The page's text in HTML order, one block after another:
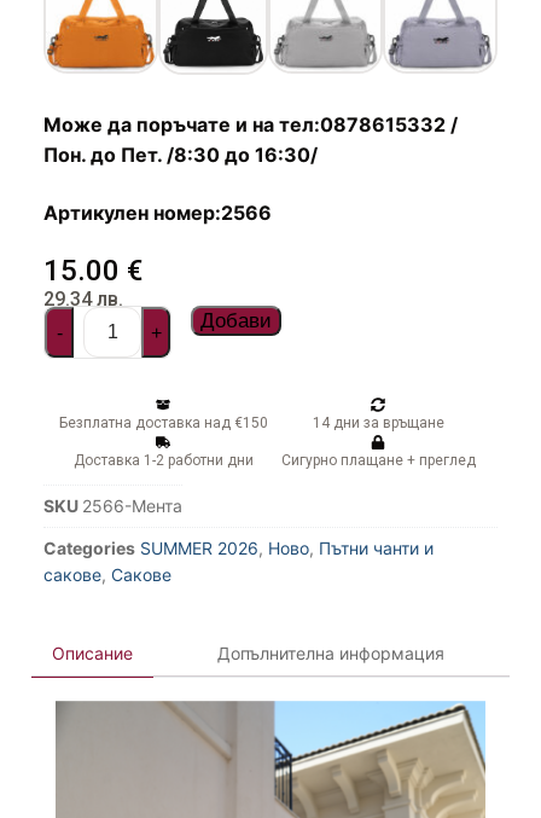
Чадъри
Може да поръчате и на тел:0878615332 /
Пон. до Пет. /8:30 до 16:30/
Артикулен номер:2566
15.00 €
29.34лв.
- + Добави
Безплатна доставка над €150 14 дни за връщане
Доставка 1-2 работни дни Сигурно плащане + преглед
SKU 2566-Мента
Categories SUMMER 2026, Ново, Пътни чанти и
сакове, Сакове
Описание Допълнителна информация